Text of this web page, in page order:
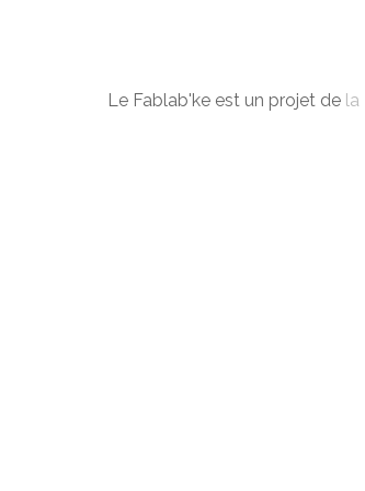
Le Fablab'ke est un projet de la